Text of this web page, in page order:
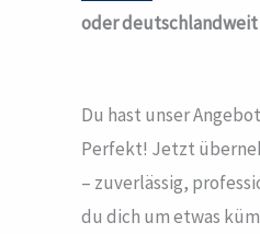
oder deutschlandweit
Du hast unser
Perfekt! Jetzt
– zuverlässig,
du dich um etwas